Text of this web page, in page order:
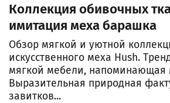
Коллекция обивочных
имитация меха барашка
Обзор мягкой и уютной
искусственного меха Hush.
мягкой мебели, напоминающая
Выразительная природная
завитков...